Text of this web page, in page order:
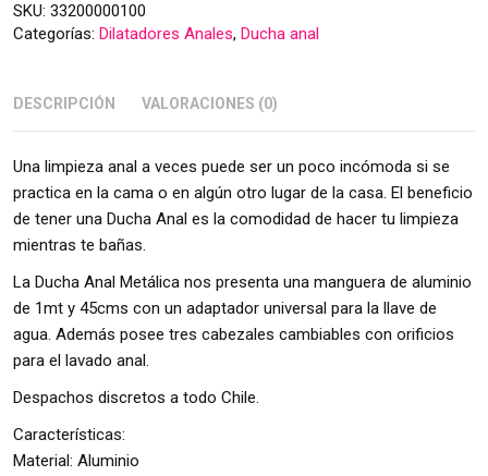
SKU: 33200000100
Categorías: Dilatadores Anales, Ducha anal
DESCRIPCIÓN VALORACIONES (0)
Una limpieza anal a veces puede ser un poco incómoda si se
practica en la cama o en algún otro lugar de la casa. El beneficio
de tener una Ducha Anal es la comodidad de hacer tu limpieza
mientras te bañas.
La Ducha Anal Metálica nos presenta una manguera de aluminio
de 1mt y 45cms con un adaptador universal para la llave de
agua. Además posee tres cabezales cambiables con orificios
para el lavado anal.
Despachos discretos a todo Chile.
Características:
Material: Aluminio